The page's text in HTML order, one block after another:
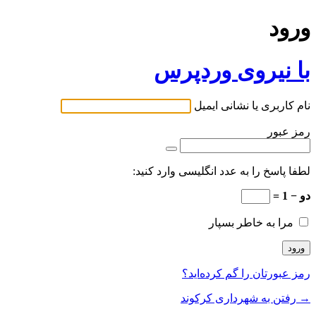
ورود
با نیروی وردپرس
نام کاربری یا نشانی ایمیل
رمز عبور
لطفا پاسخ را به عدد انگلیسی وارد کنید:
دو − 1 =
مرا به خاطر بسپار
رمز عبورتان را گم کرده‌اید؟
→ رفتن به شهرداری کرکوند